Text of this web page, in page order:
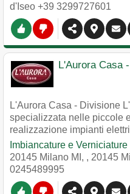
d'Iseo +39 3299727601
L'Aurora Casa
L'Aurora Casa - Divisione
specializzata nelle piccole
realizzazione impianti
Imbiancature e
20145 Milano MI, , 20145
0245489995